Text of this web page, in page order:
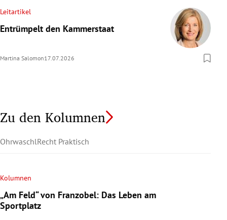
Leitartikel
Entrümpelt den Kammerstaat
Martina Salomon17.07.2026
Zu den Kolumnen
OhrwaschlRecht Praktisch
Kolumnen
„Am Feld“ von Franzobel: Das Leben am
Sportplatz